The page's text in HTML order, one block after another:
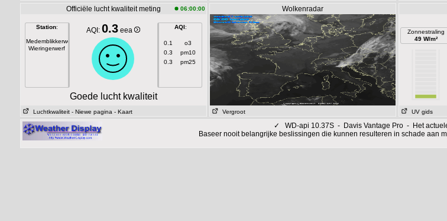
Officiële lucht kwaliteit meting 06:00:00
Station:
Medemblikkerweg
Wieringerwerf
AQI: 0.3 eea AQI:
0.1
o3
0.3
pm10
0.3
pm25
Goede lucht kwaliteit
Luchtkwaliteit - Niewe pagina - Kaart
Wolkenradar
Vergroot
Zonnestraling
49 W/m²
UV gids
✓
WD-api 10.37S - Davis Vantage Pro - Het
Baseer nooit belangrijke beslissingen die kunnen resulteren in schade aan